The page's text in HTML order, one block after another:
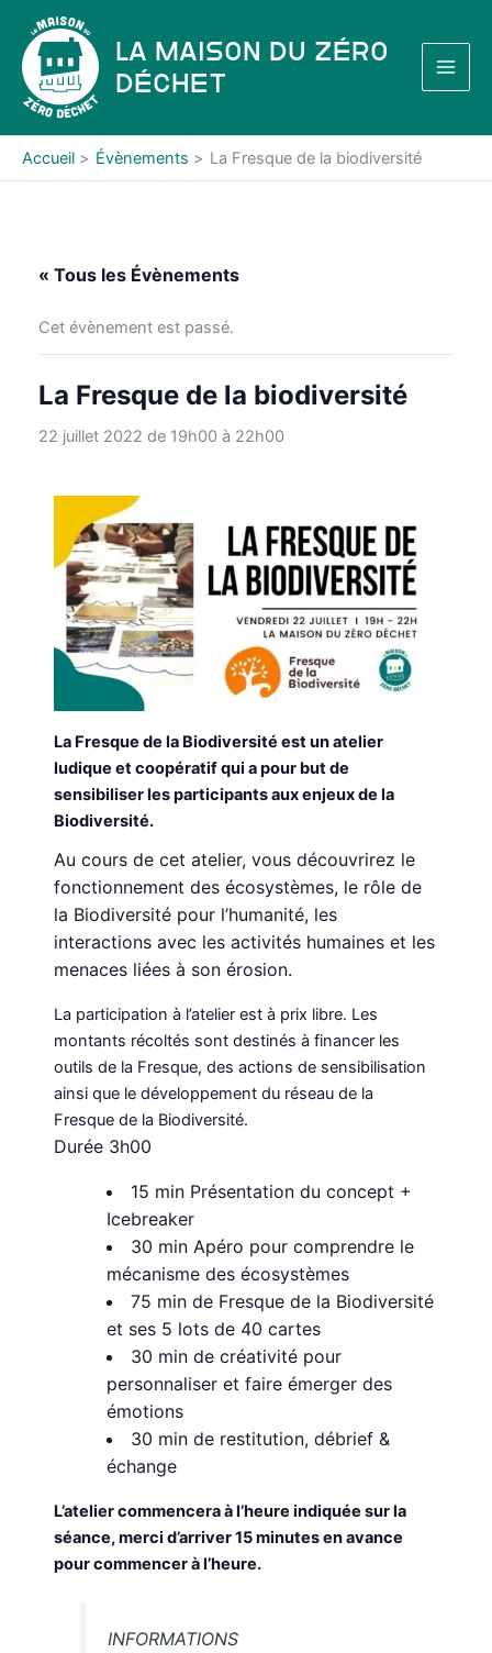
contenu
La Maison du Zéro
Déchet
Accueil Évènements La Fresque de la biodiversité
« Tous les Évènements
Cet évènement est passé.
La Fresque de la biodiversité
22 juillet 2022 de 19h00à 22h00
La Fresque de la Biodiversité est un atelier
ludique et coopératif qui a pour but de
sensibiliser les participants aux enjeux de la
Biodiversité.
Au cours de cet atelier, vous découvrirez le
fonctionnement des écosystèmes, le rôle de
la Biodiversité pour l’humanité, les
interactions avec les activités humaines et les
menaces liées à son érosion.
La participation à l’atelier est à prix libre. Les
montants récoltés sont destinés à financer les
outils de la Fresque, des actions de sensibilisation
ainsi que le développement du réseau de la
Fresque de la Biodiversité.
Durée 3h00
15 min Présentation du concept +
Icebreaker
30 min Apéro pour comprendre le
mécanisme des écosystèmes
75 min de Fresque de la Biodiversité
et ses 5 lots de 40 cartes
30 min de créativité pour
personnaliser et faire émerger des
émotions
30 min de restitution, débrief &
échange
L’atelier commencera à l’heure indiquée sur la
séance, merci d’arriver 15 minutes en avance
pour commencer à l’heure.
INFORMATIONS